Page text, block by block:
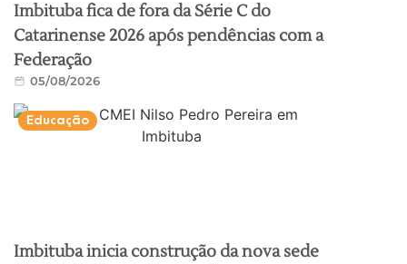
Imbituba fica de fora da Série C do
Catarinense 2026 após pendências com a
Federação
05/08/2026
Educação
Imbituba inicia construção da nova sede